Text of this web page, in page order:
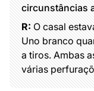
circunstâncias
R:O casal
Uno branco
a tiros. Ambas
várias